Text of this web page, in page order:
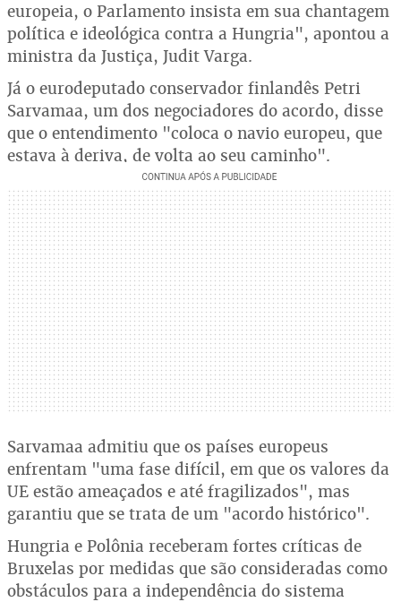
europeia, o Parlamento insista em sua chantagem
política e ideológica contra a Hungria", apontou a
ministra da Justiça, Judit Varga.
Já o eurodeputado conservador finlandês Petri
Sarvamaa, um dos negociadores do acordo, disse
que o entendimento "coloca o navio europeu, que
estava à deriva, de volta ao seu caminho".
Sarvamaa admitiu que os países europeus
enfrentam "uma fase difícil, em que os valores da
UE estão ameaçados e até fragilizados", mas
garantiu que se trata de um "acordo histórico".
Hungria e Polônia receberam fortes críticas de
Bruxelas por medidas que são consideradas como
obstáculos para a independência do sistema